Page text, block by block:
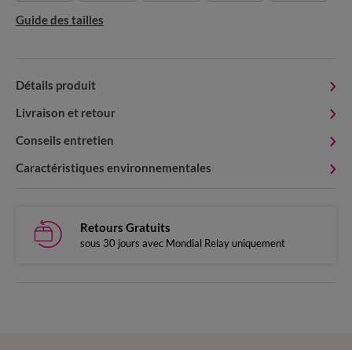
Guide des tailles
Détails produit
Livraison et retour
Conseils entretien
Caractéristiques environnementales
Retours Gratuits
sous 30 jours avec Mondial Relay uniquement